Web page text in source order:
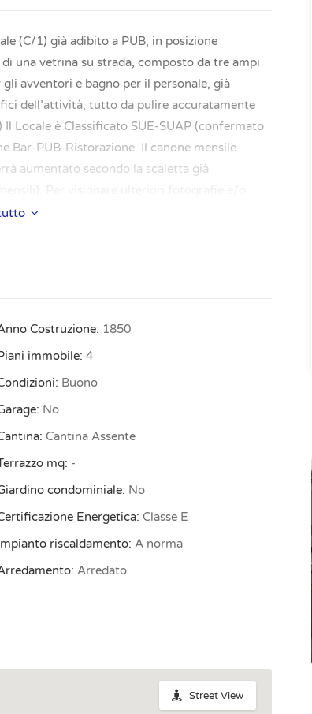
(C/1) già adibito a PUB, in posizione
una vetrina su strada, composto da tre ampi
avventori e bagno per il personale, già
dell’attività, tutto da pulire accuratamente
Locale è Classificato SUE-SUAP (confermato
Bar-PUB-Ristorazione. Il canone mensile
aumentato secondo la scaletta già
risponderemo appena possibile.
Costruzione: 1850
immobile:4
Buono
No
Cantina Assente
mq: -
condominiale: No
Energetica: Classe E
riscaldamento: A norma
Arredato
Street View